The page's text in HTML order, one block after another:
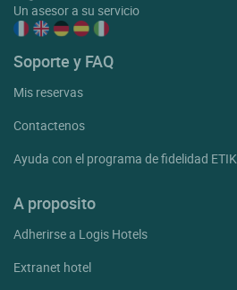
Un asesor a su servicio
Soporte y FAQ
Mis reservas
Contactenos
Ayuda con el programa de fidelidad ETIK
A proposito
Adherirse a Logis Hotels
Extranet hotel